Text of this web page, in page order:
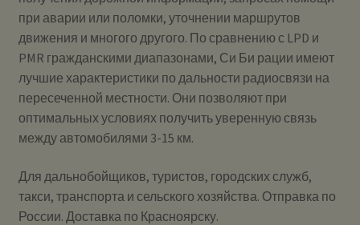
при аварии или поломки, уточнении маршрутов
движения и многого другого. По сравнению с LPD и
PMR гражданскими диапазонами, Си Би рации имеют
лучшие характеристики по дальности радиосвязи на
пересеченной местности. Они позволяют при
оптимальных условиях получить уверенную связь
между автомобилями 3-15 км.
Для дальнобойщиков, туристов, городских служб,
такси, транспорта и сельского хозяйства. Отправка по
России. Доставка по Красноярску.